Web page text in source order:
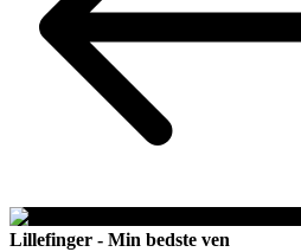
Lillefinger - Min bedste ven